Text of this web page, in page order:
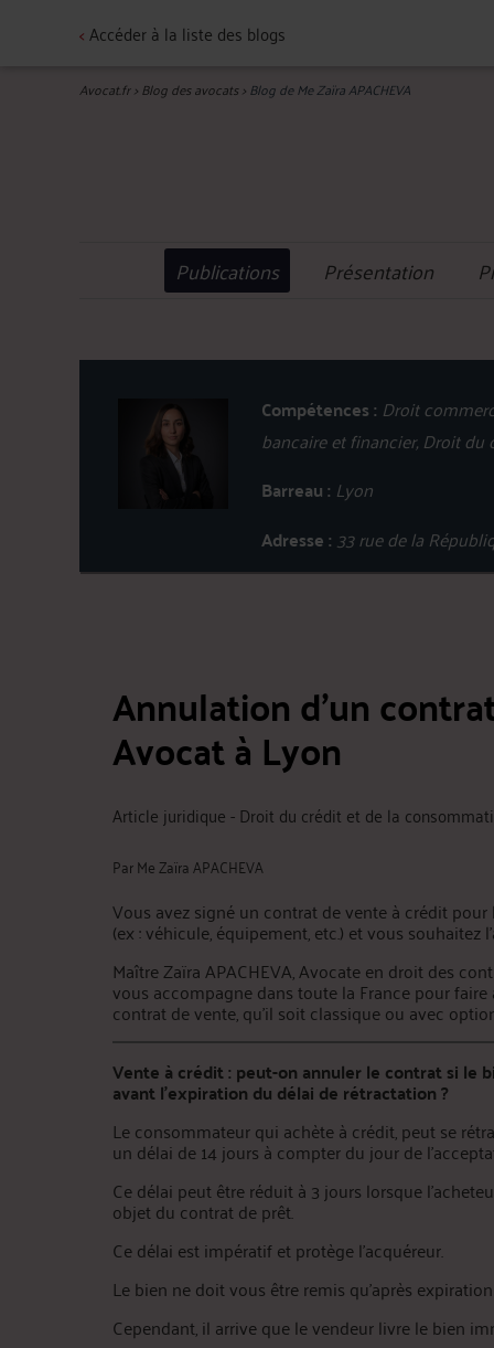
<Accéder à la liste des blogs
Avocat.fr>Blog des avocats>Blog de Me Zaïra APACHEVA
Publications Présentation
Compétences : Droit
bancaire et financier, Droit
Barreau : Lyon
Adresse : 33 rue de la
Annulation d’un
Avocat à Lyon
Article juridique - Droit du crédit et de la
ParMe Zaïra APACHEVA
Vous avez signé un contrat de vente à crédit pour
(ex : véhicule, équipement, etc.) et vous souhaitez
Maître Zaïra APACHEVA, Avocate en droit des
vous accompagne dans toute la France pour
contrat de vente, qu’il soit classique ou avec
Vente à crédit : peut-on annuler le contrat si le
avant l’expiration du délai de rétractation ?
Le consommateur qui achète à crédit, peut se
un délai de 14 jours à compter du jour de
Ce délai peut être réduit à 3 jours lorsque
objet du contrat de prêt.
Ce délai est impératif et protège l’acquéreur.
Le bien ne doit vous être remis qu’après
Cependant, il arrive que le vendeur livre le bien